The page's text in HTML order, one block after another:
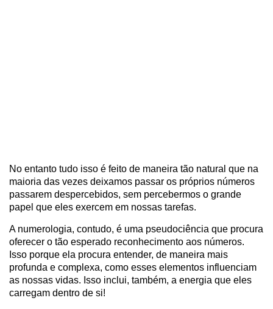
No entanto tudo isso é feito de maneira tão natural que na
maioria das vezes deixamos passar os próprios números
passarem despercebidos, sem percebermos o grande
papel que eles exercem em nossas tarefas.
A numerologia, contudo, é uma pseudociência que procura
oferecer o tão esperado reconhecimento aos números.
Isso porque ela procura entender, de maneira mais
profunda e complexa, como esses elementos influenciam
as nossas vidas. Isso inclui, também, a energia que eles
carregam dentro de si!